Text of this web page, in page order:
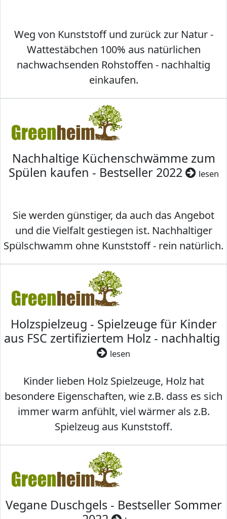
Weg von Kunststoff und zurück zur Natur -
Wattestäbchen 100% aus natürlichen
nachwachsenden Rohstoffen - nachhaltig
einkaufen.
Nachhaltige Küchenschwämme zum
Spülen kaufen - Bestseller 2022
lesen
Sie werden günstiger, da auch das Angebot
und die Vielfalt gestiegen ist. Nachhaltiger
Spülschwamm ohne Kunststoff - rein natürlich.
Holzspielzeug - Spielzeuge für Kinder
aus FSC zertifiziertem Holz - nachhaltig
lesen
Kinder lieben Holz Spielzeuge, Holz hat
besondere Eigenschaften, wie z.B. dass es sich
immer warm anfühlt, viel wärmer als z.B.
Spielzeug aus Kunststoff.
Vegane Duschgels - Bestseller Sommer